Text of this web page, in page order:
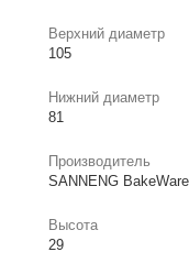
Верхний диаметр
105
Нижний диаметр
81
Производитель
SANNENG
Высота
29